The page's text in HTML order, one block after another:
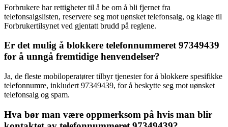
Forbrukere har rettigheter til å be om å bli fjernet fra
telefonsalgslisten, reservere seg mot uønsket telefonsalg, og klage til
Forbrukertilsynet ved gjentatt brudd på reglene.
Er det mulig å blokkere telefonnummeret 97349439
for å unngå fremtidige henvendelser?
Ja, de fleste mobiloperatører tilbyr tjenester for å blokkere spesifikke
telefonnumre, inkludert 97349439, for å beskytte seg mot uønsket
telefonsalg og spam.
Hva bør man være oppmerksom på hvis man blir